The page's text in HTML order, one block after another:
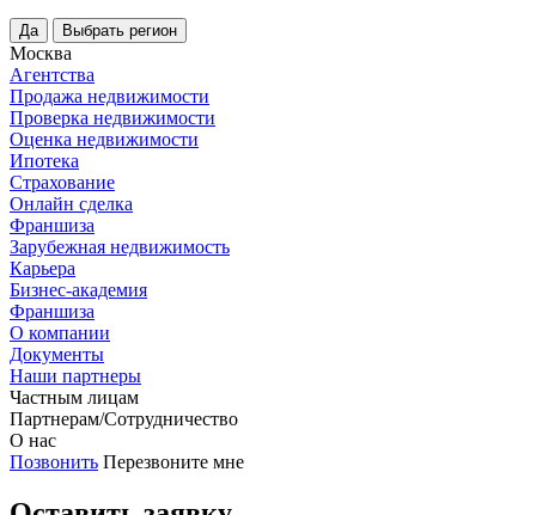
Да Выбрать регион
Москва
Агентства
Продажа недвижимости
Проверка недвижимости
Оценка недвижимости
Ипотека
Страхование
Онлайн сделка
Франшиза
Зарубежная недвижимость
Карьера
Бизнес-академия
Франшиза
О компании
Документы
Наши партнеры
Частным лицам
Партнерам/Сотрудничество
О нас
Позвонить Перезвоните мне